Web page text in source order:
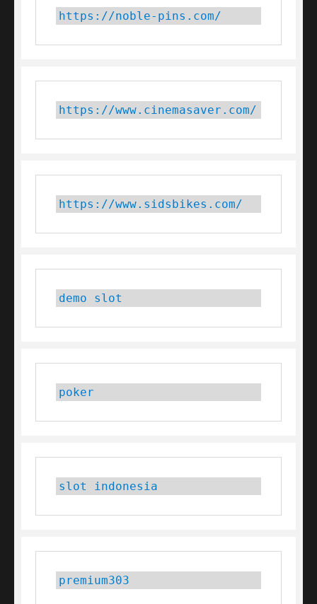
https://noble-pins.com/
https://www.cinemasaver.com/
https://www.sidsbikes.com/
demo slot
poker
slot indonesia
premium303